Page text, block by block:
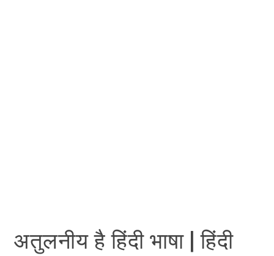
अतुलनीय है हिंदी भाषा | हिंदी